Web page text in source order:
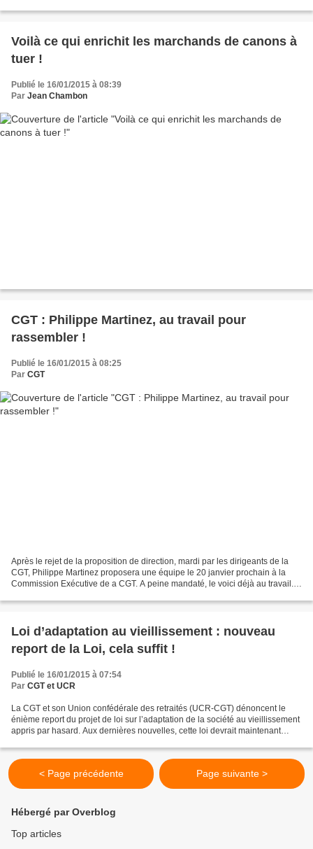
Voilà ce qui enrichit les marchands de canons à
tuer !
Publié le 16/01/2015 à 08:39
Par Jean Chambon
CGT : Philippe Martinez, au travail pour
rassembler !
Publié le 16/01/2015 à 08:25
Par CGT
Après le rejet de la proposition de direction, mardi par les dirigeants de la
CGT, Philippe Martinez proposera une équipe le 20 janvier prochain à la
Commission Exécutive de a CGT. A peine mandaté, le voici déjà au travail.
Loi d’adaptation au vieillissement : nouveau
report de la Loi, cela suffit !
Publié le 16/01/2015 à 07:54
Par CGT et UCR
La CGT et son Union confédérale des retraités (UCR-CGT) dénoncent le
énième report du projet de loi sur l’adaptation de la société au vieillissement
appris par hasard. Aux dernières nouvelles, cette loi devrait maintenant
< Page précédente Page suivante >
Hébergé par Overblog
Top articles